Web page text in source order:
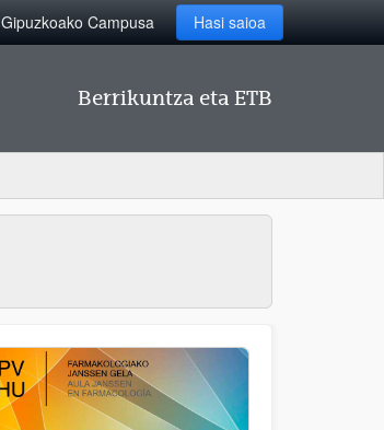
Gipuzkoako Campusa Hasi saioa
Berrikuntza eta ETB